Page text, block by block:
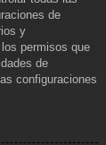
de
y
permisos que
de
configuraciones